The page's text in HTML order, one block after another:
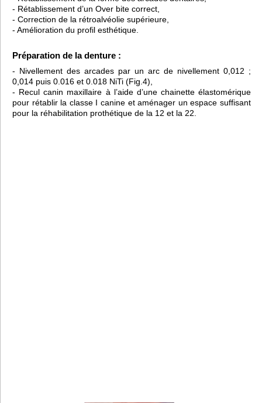
- Rétablissement d’un Over bite correct,
- Correction de la rétroalvéolie supérieure,
- Amélioration du profil esthétique.
Préparation de la denture :
- Nivellement des arcades par un arc de nivellement 0,012 ;
0,014 puis 0.016 et 0.018 NiTi (Fig.4),
- Recul canin maxillaire à l’aide d’une chainette élastomérique
pour rétablir la classe I canine et aménager un espace suffisant
pour la réhabilitation prothétique de la 12 et la 22.